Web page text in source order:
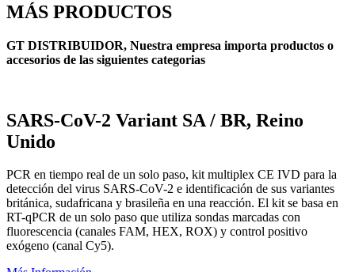
MÁS PRODUCTOS
GT DISTRIBUIDOR, Nuestra empresa importa productos o
accesorios de las siguientes categorias
SARS-CoV-2 Variant SA / BR, Reino
Unido
PCR en tiempo real de un solo paso, kit multiplex CE IVD para la
detección del virus SARS-CoV-2 e identificación de sus variantes
británica, sudafricana y brasileña en una reacción. El kit se basa en
RT-qPCR de un solo paso que utiliza sondas marcadas con
fluorescencia (canales FAM, HEX, ROX) y control positivo
exógeno (canal Cy5).